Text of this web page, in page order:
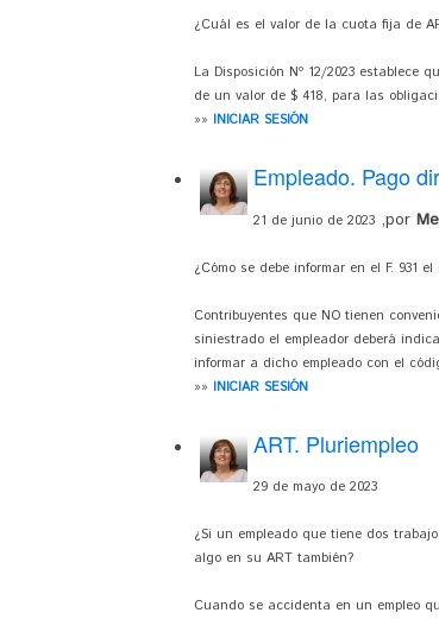
¿Cuál es el valor de la cuota fija de
La Disposición Nº 12/2023 establece
de un valor de $ 418, para las
»» INICIAR SESIÓN
Empleado. Pago
21 de junio de 2023 ,por
¿Cómo se debe informar en el F. 931
Contribuyentes que NO tienen
siniestrado el empleador deberá
informar a dicho empleado con el
»» INICIAR SESIÓN
ART. Pluriempleo
29 de mayo de 2023
¿Si un empleado que tiene dos
algo en su ART también?
Cuando se accidenta en un empleo